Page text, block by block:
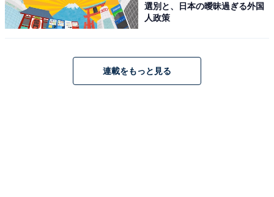
選別と、日本の曖昧過ぎる外国
人政策
連載をもっと見る